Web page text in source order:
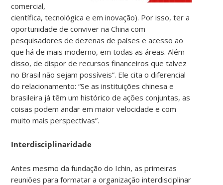
comercial,
científica, tecnológica e em inovação). Por isso, ter a
oportunidade de conviver na China com
pesquisadores de dezenas de países e acesso ao
que há de mais moderno, em todas as áreas. Além
disso, de dispor de recursos financeiros que talvez
no Brasil não sejam possíveis”. Ele cita o diferencial
do relacionamento: “Se as instituições chinesa e
brasileira já têm um histórico de ações conjuntas, as
coisas podem andar em maior velocidade e com
muito mais perspectivas”.
Interdisciplinaridade
Antes mesmo da fundação do Ichin, as primeiras
reuniões para formatar a organização interdisciplinar